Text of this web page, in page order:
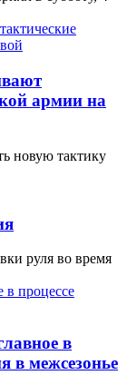
армии на
новую тактику
руля во время
в
в межсезонье